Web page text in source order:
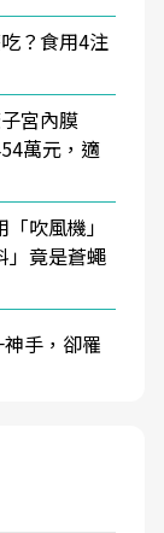
？食用4注
宮內膜
萬元，適
吹風機」
」竟是蒼蠅
手，卻罹